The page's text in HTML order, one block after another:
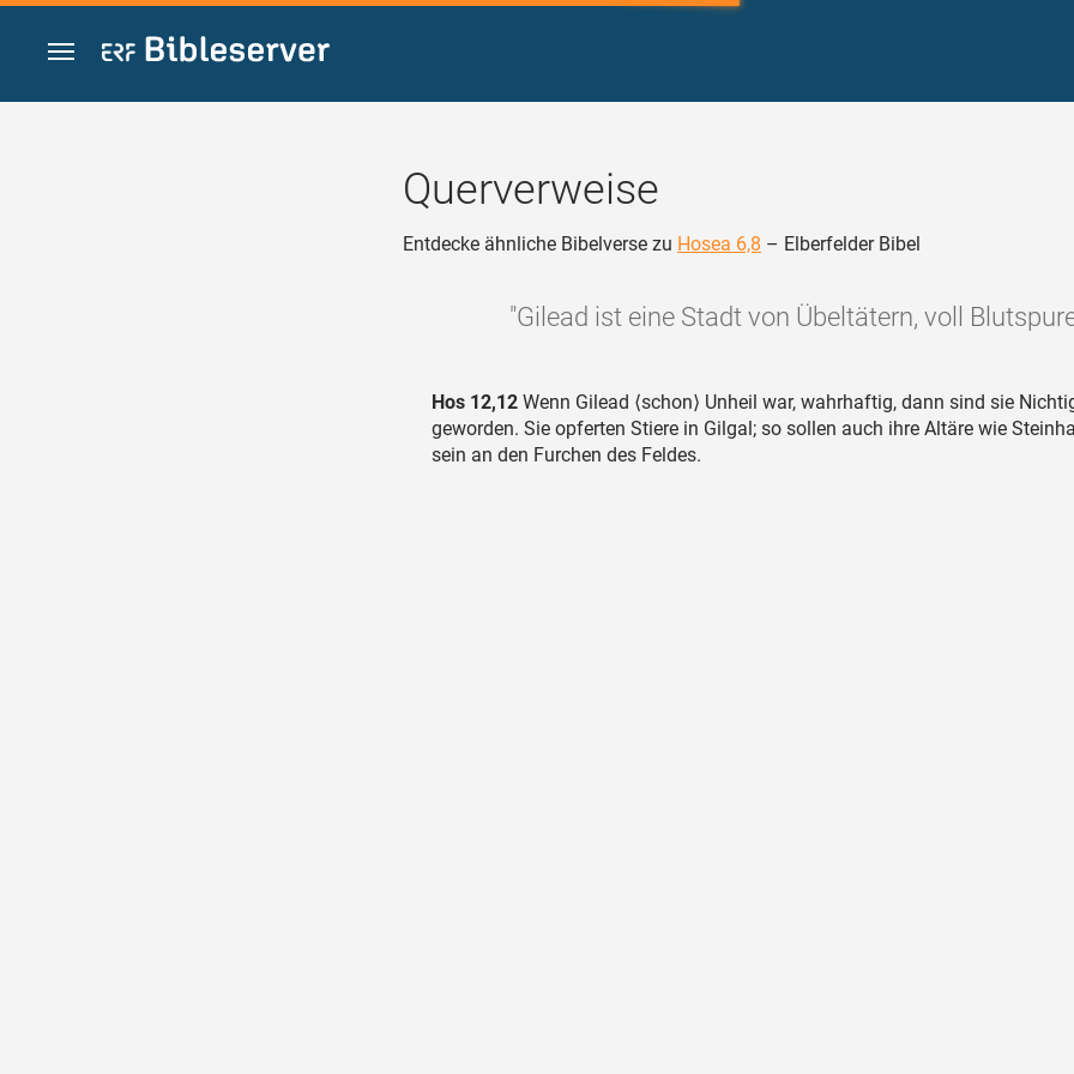
Zum Inhalt springen
Querverweise
Entdecke ähnliche Bibelverse zu Hosea 6,8 – Elberfelder Bibel
"Gilead ist eine Stadt von Übeltätern, voll
Hos 12,12 Wenn Gilead ⟨schon⟩ Unheil war, wahrhaftig, dann sind sie
geworden. Sie opferten Stiere in Gilgal; so sollen auch ihre Altäre wie
sein an den Furchen des Feldes.